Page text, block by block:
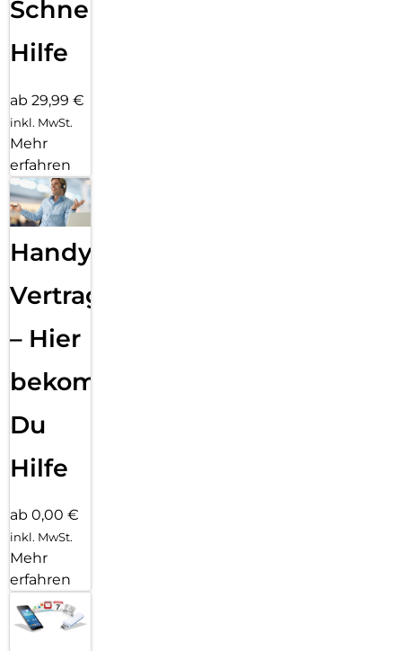
Schnelle
Hilfe
ab 29,99 €
inkl. MwSt.
Mehr
erfahren
Handy
Vertragsabwicklung
– Hier
bekommst
Du
Hilfe
ab 0,00 €
inkl. MwSt.
Mehr
erfahren